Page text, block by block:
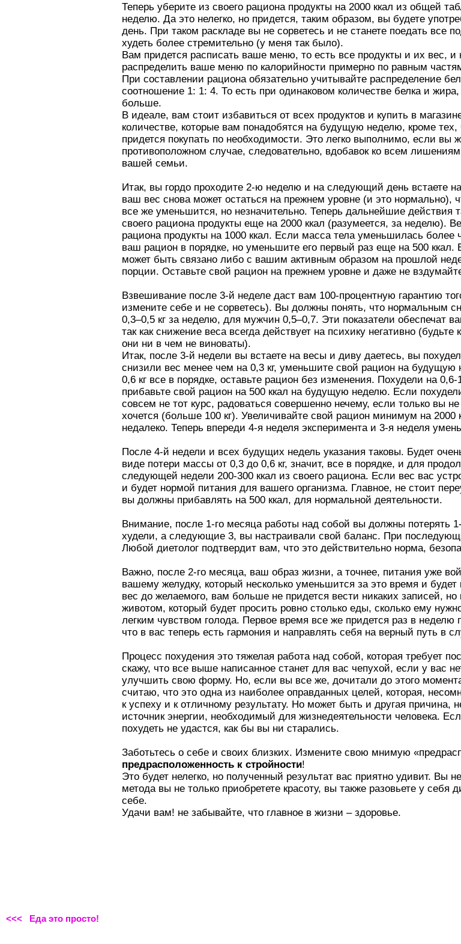
Теперь уберите из своего рациона продукты на 2000 ккал из общей
неделю. Да это нелегко, но придется, таким образом, вы будете
день. При таком раскладе вы не сорветесь и не станете поедать все
худеть более стремительно (у меня так было).
Вам придется расписать ваше меню, то есть все продукты и их вес,
распределить ваше меню по калорийности примерно по равным
При составлении рациона обязательно учитывайте распределение
соотношение 1: 1: 4. То есть при одинаковом количестве белка и
больше.
В идеале, вам стоит избавиться от всех продуктов и купить в
количестве, которые вам понадобятся на будущую неделю, кроме
придется покупать по необходимости. Это легко выполнимо, если вы
противоположном случае, следовательно, вдобавок ко всем
вашей семьи.
Итак, вы гордо проходите 2-ю неделю и на следующий день встаете
ваш вес снова может остаться на прежнем уровне (и это нормально),
все же уменьшится, но незначительно. Теперь дальнейшие
своего рациона продукты еще на 2000 ккал (разумеется, за неделю).
рациона продукты на 1000 ккал. Если масса тела уменьшилась более
ваш рацион в порядке, но уменьшите его первый раз еще на 500
может быть связано либо с вашим активным образом на прошлой
порции. Оставьте свой рацион на прежнем уровне и даже не
Взвешивание после 3-й неделе даст вам 100-процентную гарантию
измените себе и не сорветесь). Вы должны понять, что нормальным
0,3–0,5 кг за неделю, для мужчин 0,5–0,7. Эти показатели обеспечат
так как снижение веса всегда действует на психику негативно
они ни в чем не виноваты).
Итак, после 3-й недели вы встаете на весы и диву даетесь, вы
снизили вес менее чем на 0,3 кг, уменьшите свой рацион на
0,6 кг все в порядке, оставьте рацион без изменения. Похудели на
прибавьте свой рацион на 500 ккал на будущую неделю. Если
совсем не тот курс, радоваться совершенно нечему, если только вы
хочется (больше 100 кг). Увеличивайте свой рацион минимум на 2000
недалеко. Теперь впереди 4-я неделя эксперимента и 3-я неделя
После 4-й недели и всех будущих недель указания таковы. Будет
виде потери массы от 0,3 до 0,6 кг, значит, все в порядке, и для
следующей недели 200-300 ккал из своего рациона. Если вес вас
и будет нормой питания для вашего организма. Главное, не стоит
вы должны прибавлять на 500 ккал, для нормальной деятельности.
Внимание, после 1-го месяца работы над собой вы должны потерять
худели, а следующие 3, вы настраивали свой баланс. При
Любой диетолог подтвердит вам, что это действительно норма,
Важно, после 2-го месяца, ваш образ жизни, а точнее, питания уже
вашему желудку, который несколько уменьшится за это время и
вес до желаемого, вам больше не придется вести никаких записей,
животом, который будет просить ровно столько еды, сколько ему
легким чувством голода. Первое время все же придется раз в неделю
что в вас теперь есть гармония и направлять себя на верный путь в
Процесс похудения это тяжелая работа над собой, которая требует
скажу, что все выше написанное станет для вас чепухой, если у вас
улучшить свою форму. Но, если вы все же, дочитали до этого
считаю, что это одна из наиболее оправданных целей, которая,
к успеху и к отличному результату. Но может быть и другая причина,
источник энергии, необходимый для жизнедеятельности человека.
похудеть не удастся, как бы вы ни старались.
Заботьтесь о себе и своих близких. Измените свою мнимую
предрасположенность к стройности!
Это будет нелегко, но полученный результат вас приятно удивит. Вы
метода вы не только приобретете красоту, вы также разовьете у себя
себе.
Удачи вам! не забывайте, что главное в жизни – здоровье.
<<< Еда это просто!